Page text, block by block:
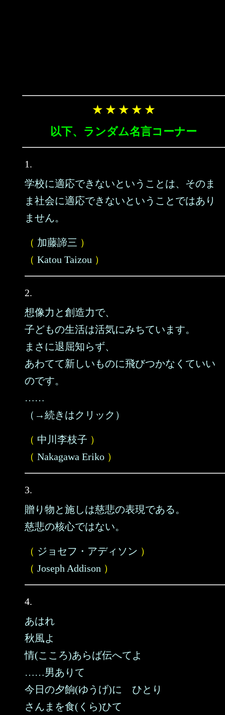
★ ★ ★ ★ ★
以下、ランダム名言コーナー
1.
学校に適応できないということは、そのま
ま社会に適応できないということではあり
ません。
（ 加藤諦三 ）
（ Katou Taizou ）
2.
想像力と創造力で、
子どもの生活は活気にみちています。
まさに退屈知らず、
あわてて新しいものに飛びつかなくていい
のです。
……
（→続きはクリック）
（ 中川李枝子 ）
（ Nakagawa Eriko ）
3.
贈り物と施しは慈悲の表現である。
慈悲の核心ではない。
（ ジョセフ・アディソン ）
（ Joseph Addison ）
4.
あはれ
秋風よ
情(こころ)あらば伝へてよ
……男ありて
今日の夕餉(ゆうげ)に ひとり
さんまを食(くら)ひて